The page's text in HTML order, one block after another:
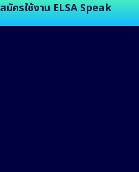
สมัครใช้งาน ELSA Speak